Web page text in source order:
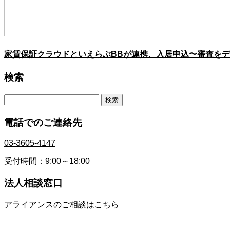
家賃保証クラウドといえらぶBBが連携、入居申込〜審査を
検索
電話でのご連絡先
03-3605-4147
受付時間：9:00～18:00
法人相談窓口
アライアンスのご相談はこちら